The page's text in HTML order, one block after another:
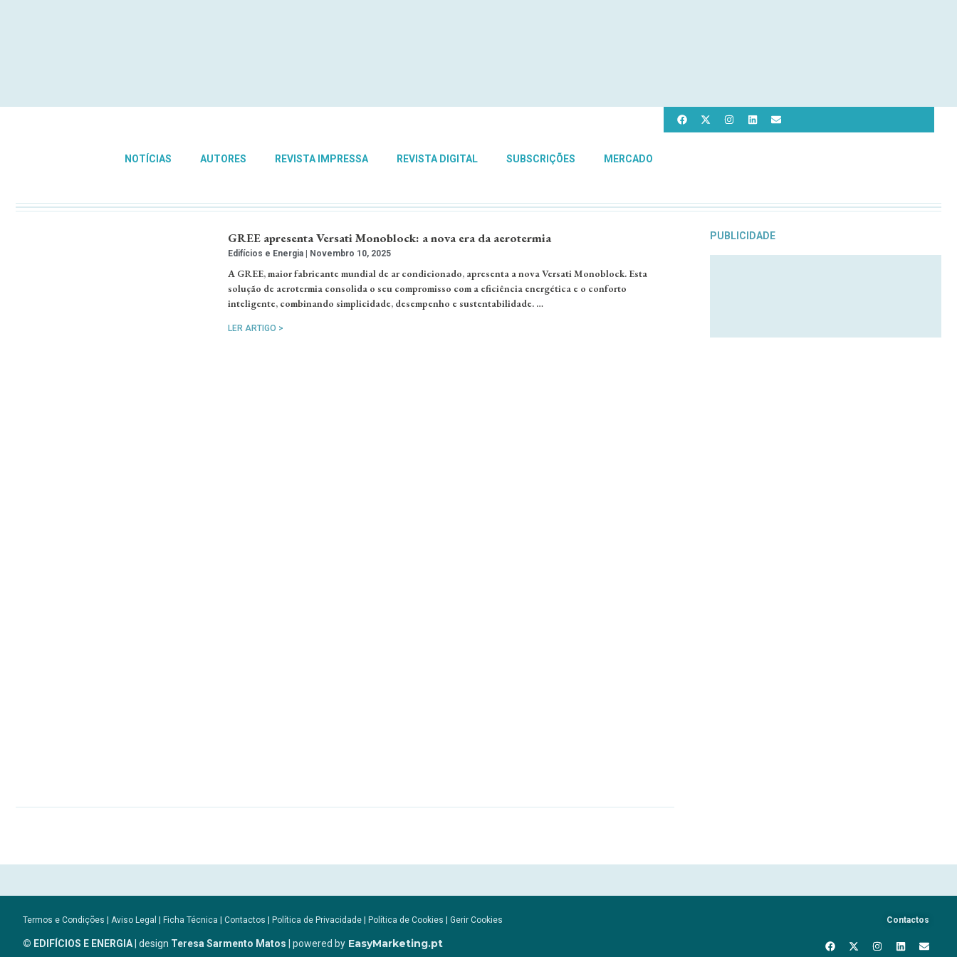
NOTÍCIAS AUTORES REVISTA IMPRESSA REVISTA DIGITAL SUBSCRIÇÕES MERCADO
GREE apresenta Versati Monoblock: a nova era da aerotermia
Edifícios e Energia Novembro 10, 2025
A GREE, maior fabricante mundial de ar condicionado, apresenta a nova Versati Monoblock. Esta
solução de aerotermia consolida o seu compromisso com a eficiência energética e o conforto
inteligente, combinando simplicidade, desempenho e sustentabilidade. …
LER ARTIGO >
PUBLICIDADE
Termos e Condições | Aviso Legal | Ficha Técnica | Contactos | Política de Privacidade | Política de Cookies | Gerir Cookies
© EDIFÍCIOS E ENERGIA| design Teresa Sarmento Matos | powered by EasyMarketing.pt
Contactos